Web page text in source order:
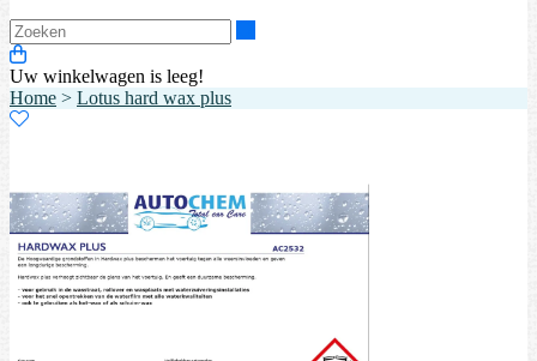
Uw winkelwagen is leeg!
Home > Lotus hard wax plus